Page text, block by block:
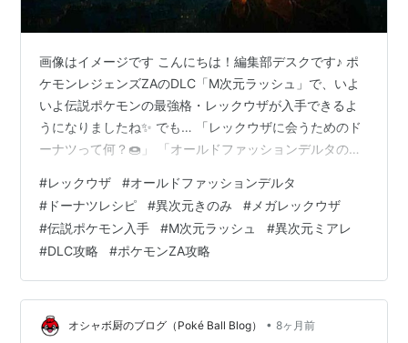
画像はイメージです こんにちは！編集部デスクです♪ ポ
ケモンレジェンズZAのDLC「M次元ラッシュ」で、いよ
いよ伝説ポケモンの最強格・レックウザが入手できるよ
うになりましたね✨ でも… 「レックウザに会うためのド
ーナツって何？🍩」 「オールドファッションデルタの作
😭」 こんな悩みを抱えていませんか？ 実は私も最初は全
然わからなくて、何度も失敗してしまいました…！ でも
大丈夫です💪 この記事では、レックウザ入手に必須のオ
ールドファッションデルタの作り方から、異次元きのみ
の効率的な集め方、メガレックウザ攻略まで、すべてを
完全網羅してお伝えします！…
#レックウザ #オールドファッションデルタ
# ドーナツレシピ #異次元きのみ # メガレックウザ
#伝説ポケモン入手 #M次元ラッシュ #異次元ミアレ
#DLC攻略 #ポケモンZA攻略
オシャボ厨のブログ（Poké Ball Blog） • 8ヶ月前